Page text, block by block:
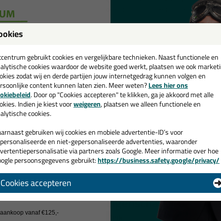
ook prima gebruiken om kleine
Lijmt kleine oppervlakken
Belangrijke tip!
Wij willen transparant zijn over de
resultaat moet de kit op de juiste
verkeerde verwerking kan het
bekijk het datablad voor alle
Voorbehandeling
Er wordt aangeraden om de
Eigenschappen
gebruikt cookies en vergelijkbare technieken. Naast functionele en
cookies waardoor de website goed werkt, plaatsen we ook
zodat wij en derde partijen jouw internetgedrag kunnen volgen en
content kunnen laten zien. Meer weten?Lees hier ons
. Door op "Cookies accepteren" te klikken, ga je akkoord met alle
Indien je kiest voorweigeren, plaatsen we alleen functionele en
cookies.
gebruiken wij cookies en mobiele advertentie-ID’s voor
en niet-gepersonaliseerde advertenties, waaronder
via partners zoals Google. Meer informatie over hoe
persoonsgegevens gebruikt:https://business.safety.google/privacy/
Cookies accepteren
💚
en ontvang een
€35,-bij je eerste bestelling!
de actiecode ›
geen cadeau
vanaf €125,-